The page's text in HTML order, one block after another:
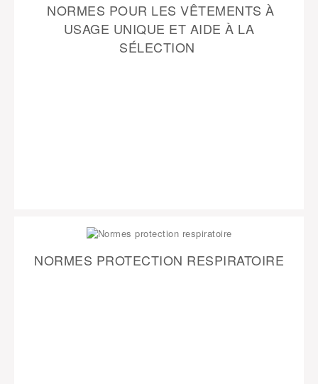
NORMES POUR LES VÊTEMENTS À
USAGE UNIQUE ET AIDE À LA
SÉLECTION
NORMES PROTECTION RESPIRATOIRE